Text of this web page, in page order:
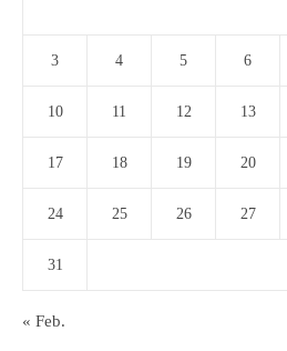
3 4 5 6
10 11 12 13
17 18 19 20
24 25 26 27
31
« Feb.